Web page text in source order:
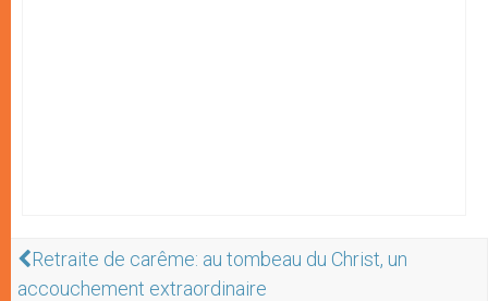
Retraite de carême: au tombeau du Christ, un
accouchement extraordinaire